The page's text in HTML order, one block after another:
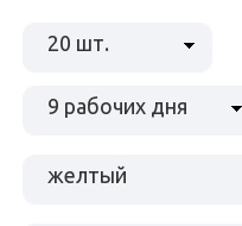
20 шт.
9 рабочих дня
желтый